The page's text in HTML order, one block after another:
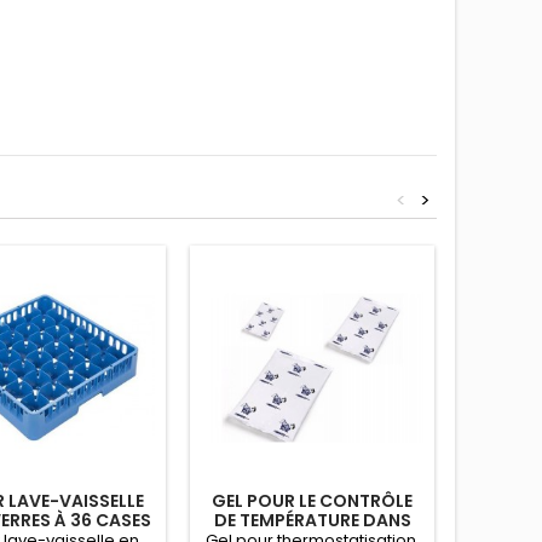
>
<
LAVE-VAISSELLE
À 36 CASES
GEL POUR LE CONTRÔLE
DE TEMPÉRATURE DANS